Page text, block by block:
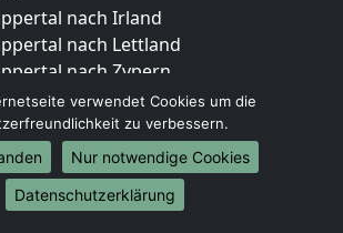
nach Irland
nach Lettland
nach Zypern
nach Kroatien
nach Estland
nach Finnland
nach Frankreich
nach Griechenland
verwendet Cookies um die
zu verbessern.
Nur notwendige Cookies
Datenschutzerklärung